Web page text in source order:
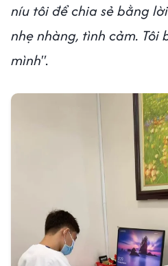
níu tôi để chia sẻ bằng
nhẹ nhàng, tình cảm. Tôi
mình".